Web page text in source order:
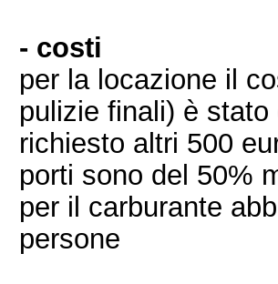
- costi
per la locazione il
pulizie finali) è
richiesto altri 500
porti sono del 50%
per il carburante
persone